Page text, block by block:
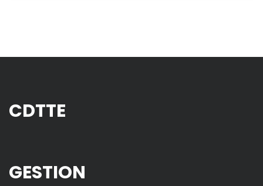
CDTTE
GESTION